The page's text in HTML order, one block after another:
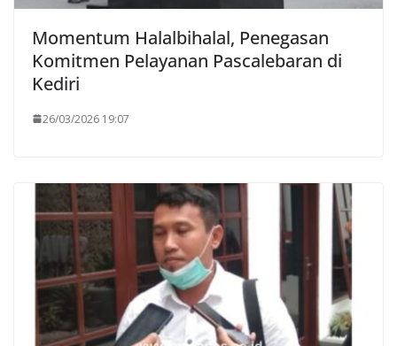
Momentum Halalbihalal, Penegasan
Komitmen Pelayanan Pascalebaran di
Kediri
26/03/2026 19:07